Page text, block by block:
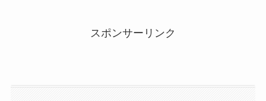
スポンサーリンク